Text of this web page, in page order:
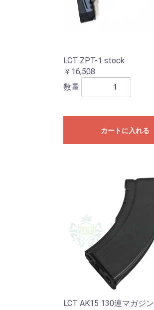
LCT ZPT-1 stock
￥16,508
数量
カートに入れる
LCT AK15 130連マガジン